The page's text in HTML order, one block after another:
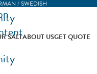
/SWEDISH
SALTABOUT USGET QUOTE